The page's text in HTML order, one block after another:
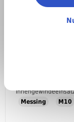
Verbindung von
oder MDF
Messing M10